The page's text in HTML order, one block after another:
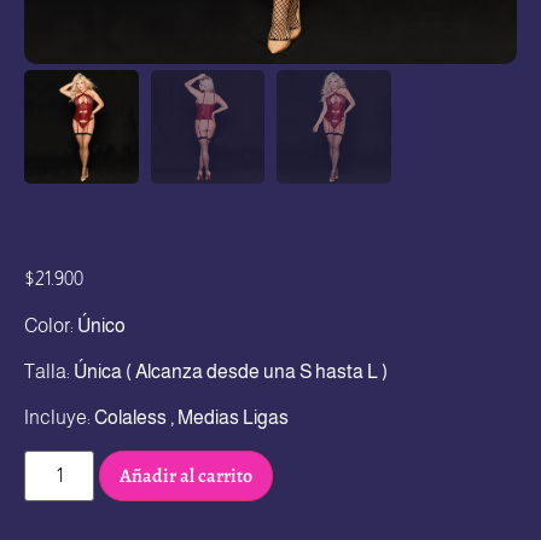
$21.900
Color: Único
Talla: Única ( Alcanza desde una S hasta L )
Incluye: Colaless , Medias Ligas
Añadir al carrito